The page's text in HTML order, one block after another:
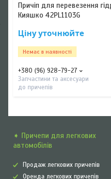
Причіп для перевезення
Кияшко 42PL1103G
Ціну уточнюйте
Немає в наявності
+380 (96) 928-79-27
Запчастини та аксесуари
до причепів
➧ Причепи для легкових
автомобілів
Продаж легкових причепів
Оренда легкових причепів